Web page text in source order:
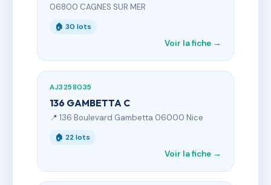
06800 CAGNES SUR MER
🏠 30 lots
Voir la fiche →
AJ3258035
136 GAMBETTA C
📍 136 Boulevard Gambetta 06000 Nice
🏠 22 lots
Voir la fiche →